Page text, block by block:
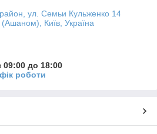
ул. Семьи Кульженко 14
Київ, Україна
09:00 до 18:00
роботи